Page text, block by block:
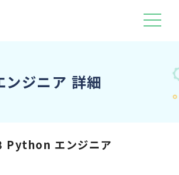
ンジニア 詳細
Python エンジニア